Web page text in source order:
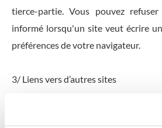
tierce-partie. Vous pouvez
informé lorsqu'un site veut écrire
préférences de votre navigateur.
3/ Liens vers d’autres sites
Ce site web contient des liens vers